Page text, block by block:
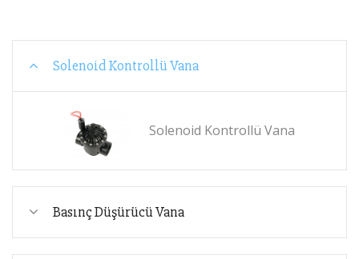
Solenoid Kontrollü Vana
Solenoid Kontrollü Vana
Basınç Düşürücü Vana